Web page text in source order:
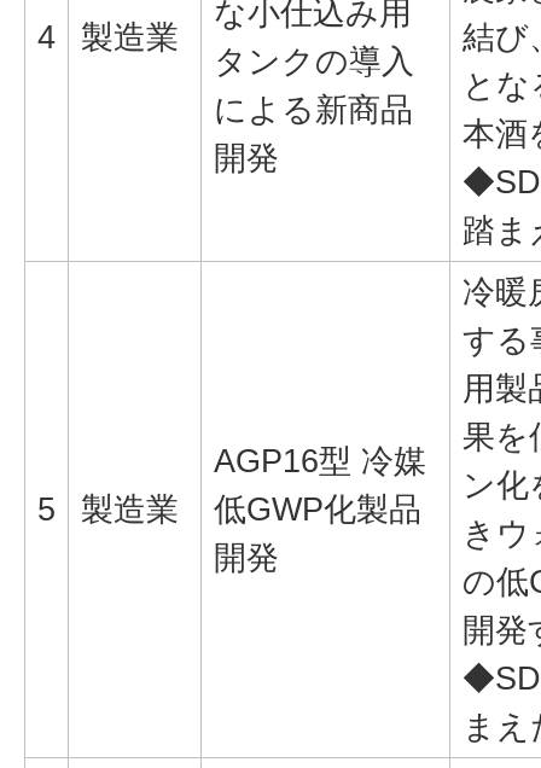
4 製造業
な小仕込み用
タンクの導入
による新商品
開発
結び
と
本酒
踏ま
5 製造業
AGP16型 冷媒
低GWP化製品
開発
冷暖
する
用製
果を
ン化
きウ
の低
開発
ま